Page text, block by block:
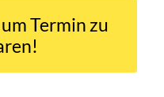
Termin zu